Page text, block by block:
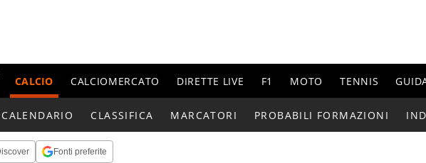
CALCIO CALCIOMERCATO DIRETTE LIVE F1 MOTO TENNIS
CALENDARIO CLASSIFICA MARCATORI PROBABILI FORMAZIONI
Fonti preferite